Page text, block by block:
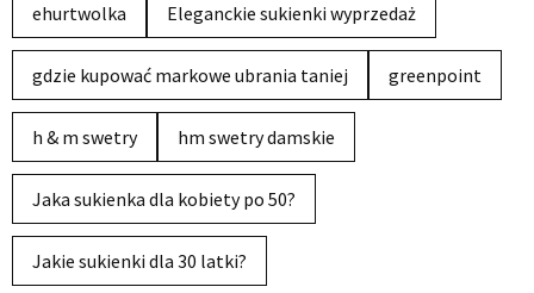
ehurtwolka Eleganckie sukienki wyprzedaż
gdzie kupować markowe ubrania taniej greenpoint
h & m swetry hm swetry damskie
Jaka sukienka dla kobiety po 50?
Jakie sukienki dla 30 latki?